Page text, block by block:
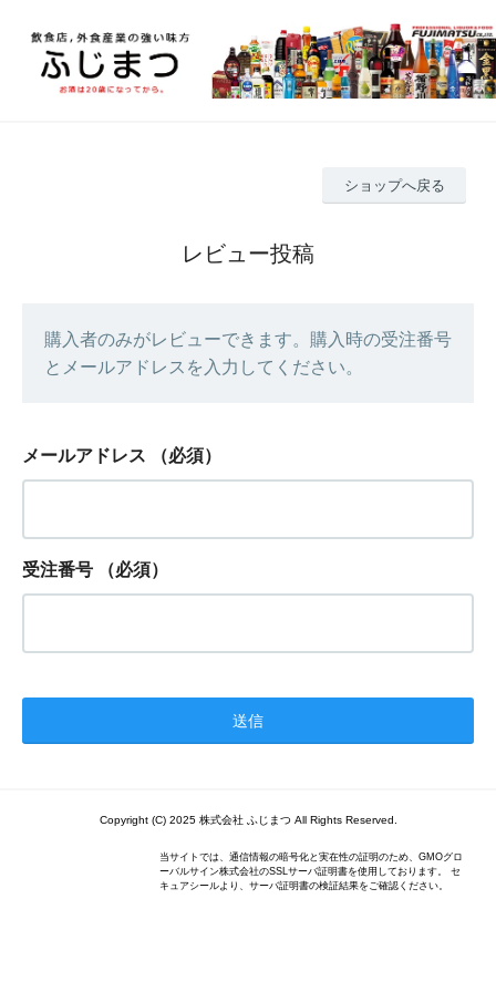
ショップへ戻る
レビュー投稿
購入者のみがレビューできます。購入時の受注番号
とメールアドレスを入力してください。
メールアドレス （必須）
受注番号 （必須）
Copyright (C) 2025 株式会社 ふじまつ All Rights Reserved.
当サイトでは、通信情報の暗号化と実在性の証明のため、GMOグロ
ーバルサイン株式会社のSSLサーバ証明書を使用しております。 セ
キュアシールより、サーバ証明書の検証結果をご確認ください。